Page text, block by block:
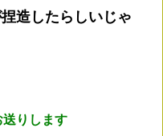
造したらしいじゃ
りします